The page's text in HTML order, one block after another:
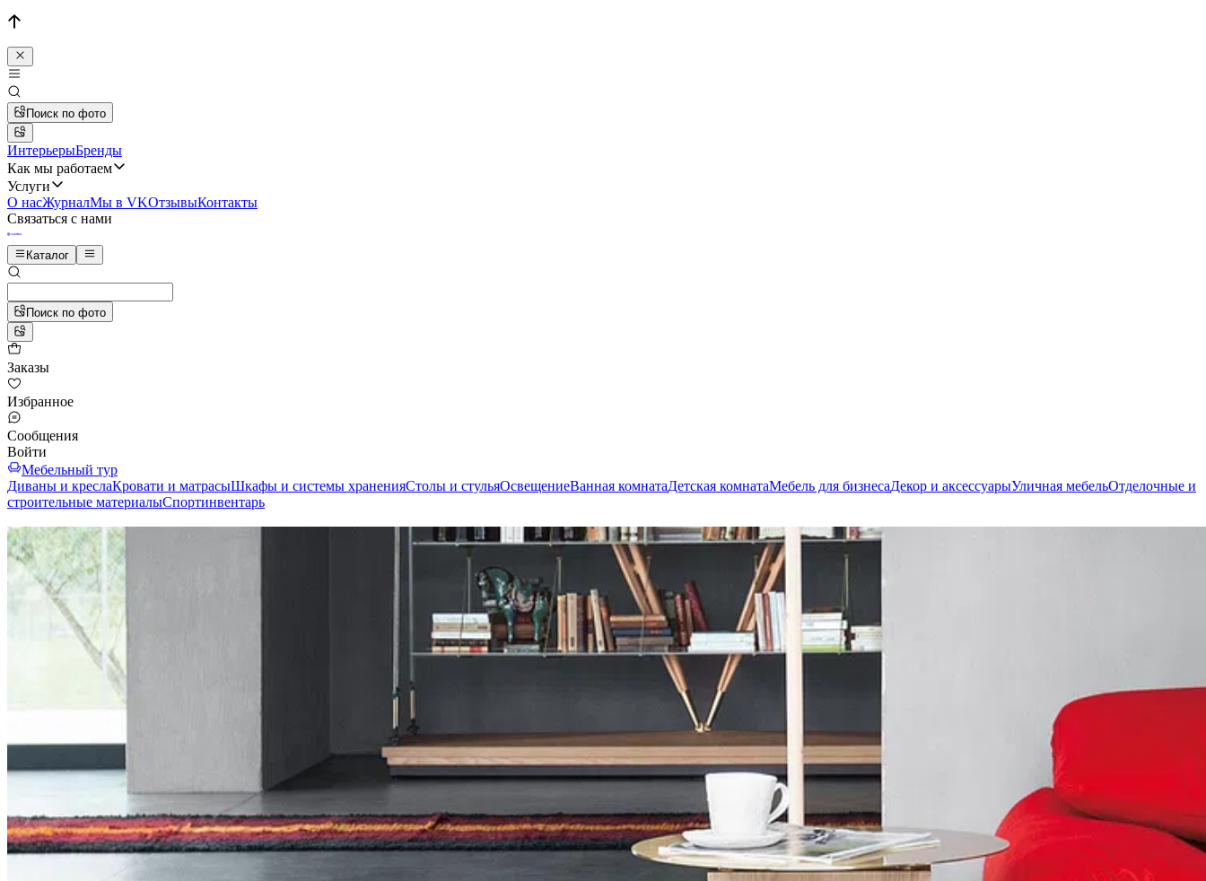
Поиск по фото
ИнтерьерыБренды
Как мы работаем
Услуги
О насЖурналМы в VKОтзывыКонтакты
Связаться с нами
Каталог
Поиск по фото
Заказы
Избранное
Сообщения
Войти
Мебельный тур
Диваны и креслаКровати и матрасыШкафы и системы храненияСтолы и стульяОсвещениеВанная комнатаДетская комнатаМебель для бизнесаДекор и аксессуарыУличная мебельОтделочные и
строительные материалыСпортинвентарь